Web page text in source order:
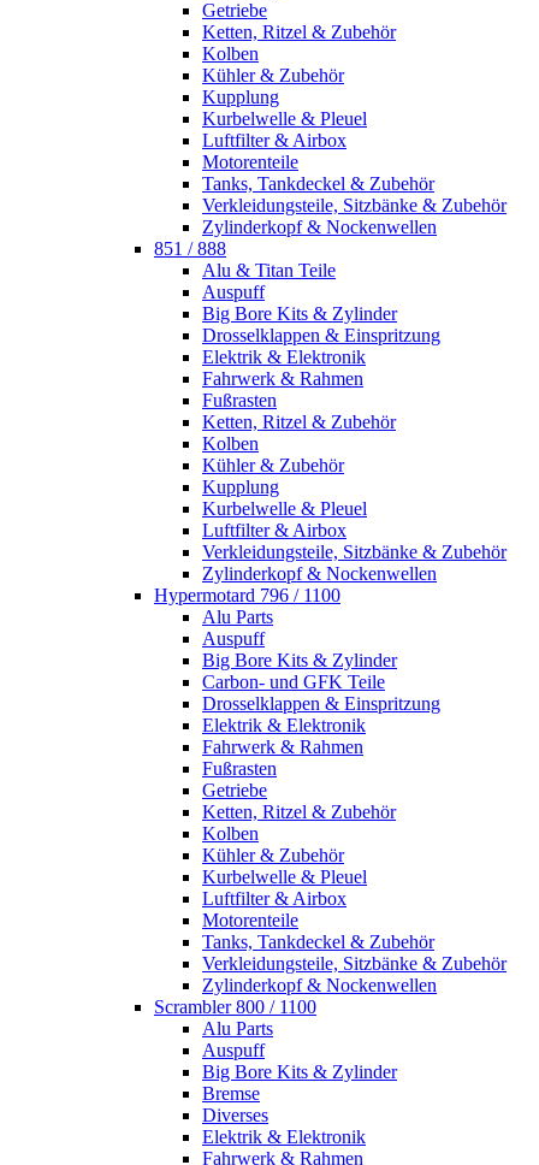
Getriebe
Ketten, Ritzel & Zubehör
Kolben
Kühler & Zubehör
Kupplung
Kurbelwelle & Pleuel
Luftfilter & Airbox
Motorenteile
Tanks, Tankdeckel & Zubehör
Verkleidungsteile, Sitzbänke & Zubehör
Zylinderkopf & Nockenwellen
851 / 888
Alu & Titan Teile
Auspuff
Big Bore Kits & Zylinder
Drosselklappen & Einspritzung
Elektrik & Elektronik
Fahrwerk & Rahmen
Fußrasten
Ketten, Ritzel & Zubehör
Kolben
Kühler & Zubehör
Kupplung
Kurbelwelle & Pleuel
Luftfilter & Airbox
Verkleidungsteile, Sitzbänke & Zubehör
Zylinderkopf & Nockenwellen
Hypermotard 796 / 1100
Alu Parts
Auspuff
Big Bore Kits & Zylinder
Carbon- und GFK Teile
Drosselklappen & Einspritzung
Elektrik & Elektronik
Fahrwerk & Rahmen
Fußrasten
Getriebe
Ketten, Ritzel & Zubehör
Kolben
Kühler & Zubehör
Kurbelwelle & Pleuel
Luftfilter & Airbox
Motorenteile
Tanks, Tankdeckel & Zubehör
Verkleidungsteile, Sitzbänke & Zubehör
Zylinderkopf & Nockenwellen
Scrambler 800 / 1100
Alu Parts
Auspuff
Big Bore Kits & Zylinder
Bremse
Diverses
Elektrik & Elektronik
Fahrwerk & Rahmen